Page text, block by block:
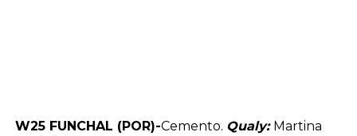
W25 FUNCHAL (POR)-Cemento. Qualy: Martina